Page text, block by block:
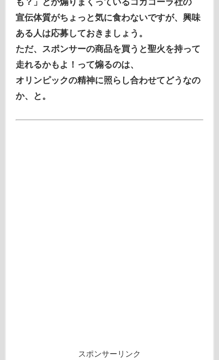
宣伝体質がちょっと気に食わないですが、興味
ある人は応募しておきましょう。
ただ、スポンサーの商品を買うと聖火を持って
走れるかもよ！って煽るのは、
オリンピックの精神に照らし合わせてどうなの
か、と。
スポンサーリンク